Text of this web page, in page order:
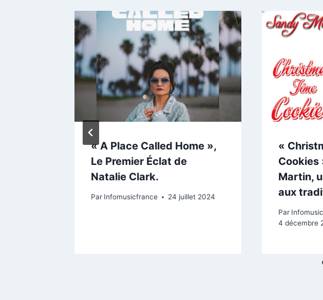
« A Place Called Home »,
Le Premier Éclat de
Natalie Clark.
Par Infomusicfrance 24 juillet 2024
«
Cookies
Martin,
aux
Par
4 décembre